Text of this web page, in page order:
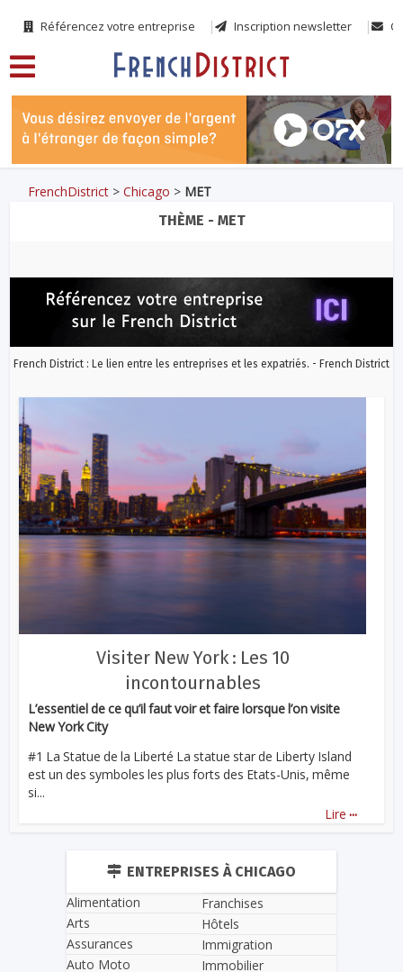
Référencez votre entreprise Inscription newsletter
FrenchDistrict >Chicago > MET
THÈME - MET
French District : Le lien entre les entreprises et les expatriés. - French District
Visiter New York : Les 10
incontournables
L’essentiel de ce qu’il faut voir et faire lorsque l’on visite
New York City
#1 La Statue de la Liberté La statue star de Liberty Island
est un des symboles les plus forts des Etats-Unis, même
si...
Lire ...
ENTREPRISES À CHICAGO
Alimentation
Arts
Assurances
Auto Moto
Franchises
Hôtels
Immigration
Immobilier